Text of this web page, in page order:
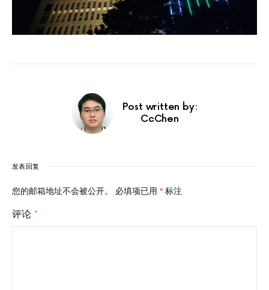
Post written by:
CcChen
发表回复
您的邮箱地址不会被公开。 必填项已用 * 标注
评论 *